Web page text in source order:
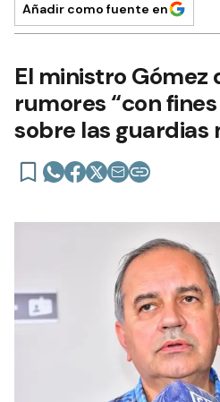
Añadir como fuente en
El ministro Gómez
rumores “con
sobre las guardias